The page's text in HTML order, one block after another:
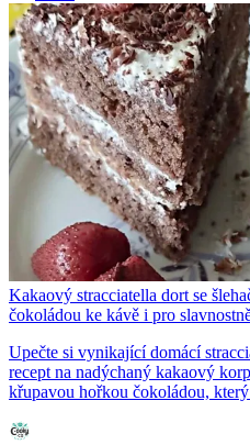
Kakaový stracciatella dort se
čokoládou ke kávě i pro
Upečte si vynikající domácí
recept na nadýchaný kakaový
křupavou hořkou čokoládou,